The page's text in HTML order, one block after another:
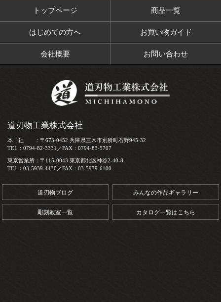
トップページ 商品一覧
はじめての方へ お買い物ガイド
会社概要 お問い合わせ
道刃物工業株式会社
本 社 ：〒673-0452 兵庫県三木市別所町石野945-32
TEL：0794-82-3331／FAX：0794-83-5707
東京営業所：〒115-0043 東京都北区神谷2-40-8
TEL：03-5939-4430／FAX：03-5939-6100
道刃物ブログ みんなの作品ギャラリー
彫刻教室一覧 カタログ一覧はこちら